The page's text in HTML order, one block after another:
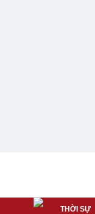
THỜI SỰ